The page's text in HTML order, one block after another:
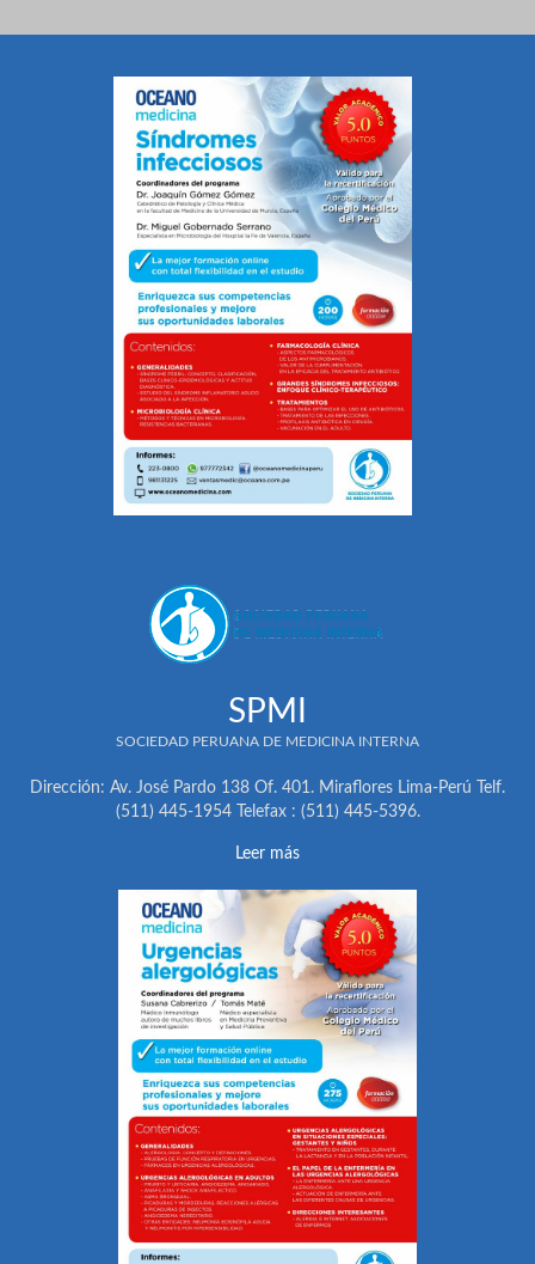
SPMI
SOCIEDAD PERUANA DE MEDICINA INTERNA
Dirección: Av. José Pardo 138 Of. 401. Miraflores Lima-Perú Telf.
(511) 445-1954 Telefax : (511) 445-5396.
Leer más